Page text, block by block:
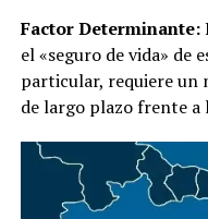
Factor Determinante:
el «seguro de vida» de
particular, requiere un
de largo plazo frente